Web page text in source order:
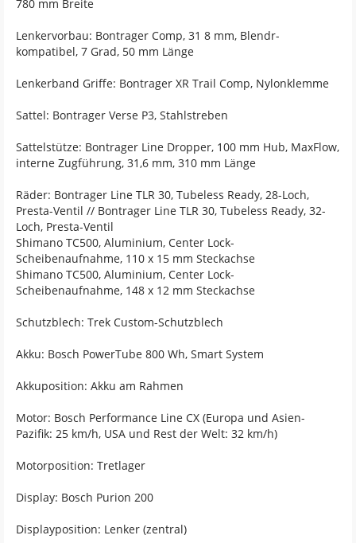
780 mm Breite
Lenkervorbau: Bontrager Comp, 31 8 mm, Blendr-
kompatibel, 7 Grad, 50 mm Länge
Lenkerband Griffe: Bontrager XR Trail Comp, Nylonklemme
Sattel: Bontrager Verse P3, Stahlstreben
Sattelstütze: Bontrager Line Dropper, 100 mm Hub, MaxFlow,
interne Zugführung, 31,6 mm, 310 mm Länge
Räder: Bontrager Line TLR 30, Tubeless Ready, 28-Loch,
Presta-Ventil // Bontrager Line TLR 30, Tubeless Ready, 32-
Loch, Presta-Ventil
Shimano TC500, Aluminium, Center Lock-
Scheibenaufnahme, 110 x 15 mm Steckachse
Shimano TC500, Aluminium, Center Lock-
Scheibenaufnahme, 148 x 12 mm Steckachse
Schutzblech: Trek Custom-Schutzblech
Akku: Bosch PowerTube 800 Wh, Smart System
Akkuposition: Akku am Rahmen
Motor: Bosch Performance Line CX (Europa und Asien-
Pazifik: 25 km/h, USA und Rest der Welt: 32 km/h)
Motorposition: Tretlager
Display: Bosch Purion 200
Displayposition: Lenker (zentral)